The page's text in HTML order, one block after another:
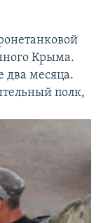
Крыма.
два месяца.
полк,